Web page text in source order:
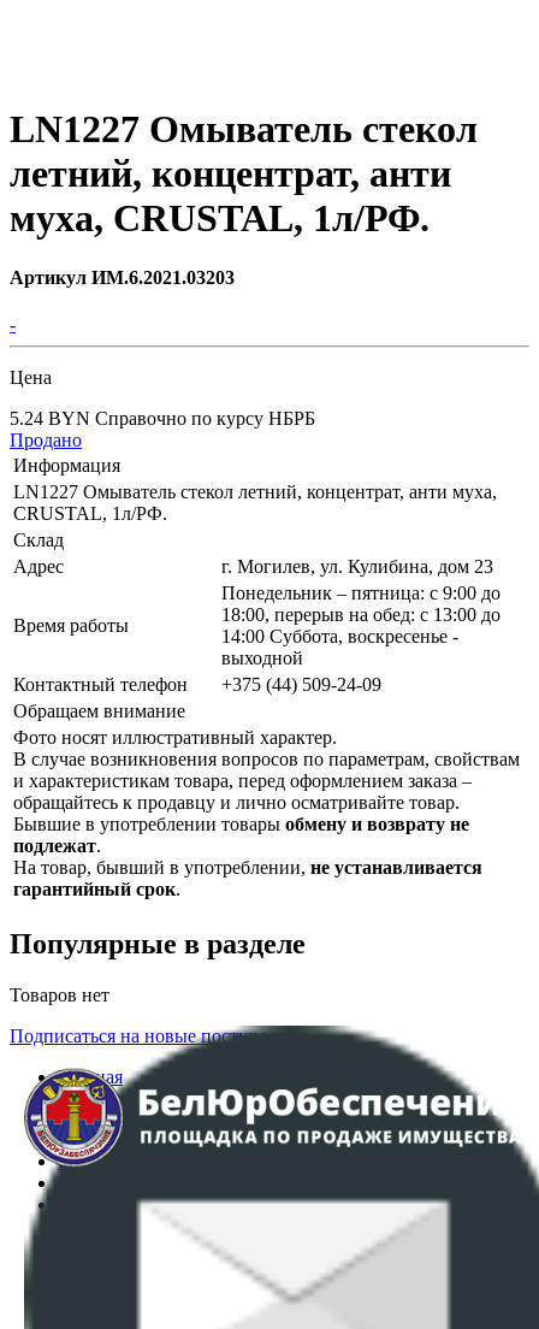
LN1227 Омыватель стекол
летний, концентрат, анти
муха, CRUSTAL, 1л/РФ.
Артикул ИМ.6.2021.03203
-
Цена
5.24 BYN Справочно по курсу НБРБ
Продано
Информация
LN1227 Омыватель стекол летний, концентрат, анти муха,
CRUSTAL, 1л/РФ.
Склад
Адрес
г. Могилев, ул. Кулибина, дом 23
Время работы
Понедельник – пятница: с 9:00 до
18:00, перерыв на обед: с 13:00 до
14:00 Суббота, воскресенье -
выходной
Контактный телефон
+375 (44) 509-24-09
Обращаем внимание
Фото носят иллюстративный характер.
В случае возникновения вопросов по параметрам, свойствам
и характеристикам товара, перед оформлением заказа –
обращайтесь к продавцу и лично осматривайте товар.
Бывшие в употреблении товары обмену и возврату не
подлежат.
На товар, бывший в употреблении, не устанавливается
гарантийный срок.
Популярные в разделе
Товаров нет
Подписаться на новые поступления
Главная
Аукционы
Интернет-магазин
Регламент организации и проведения торгов
Политика в отношении обработки персональных
ПОЛОЖЕНИЕ О ПОЛИТИКЕ ОБРАБОТКИ COOKIE-
Настройки cookie-файлов